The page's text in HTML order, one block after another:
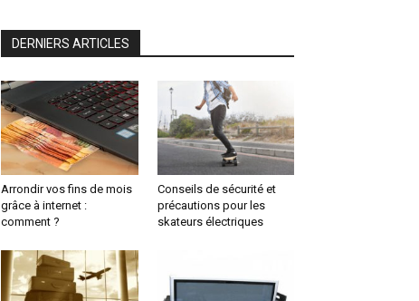
DERNIERS ARTICLES
Arrondir vos fins de mois
grâce à internet :
comment ?
Conseils de sécurité et
précautions pour les
skateurs électriques